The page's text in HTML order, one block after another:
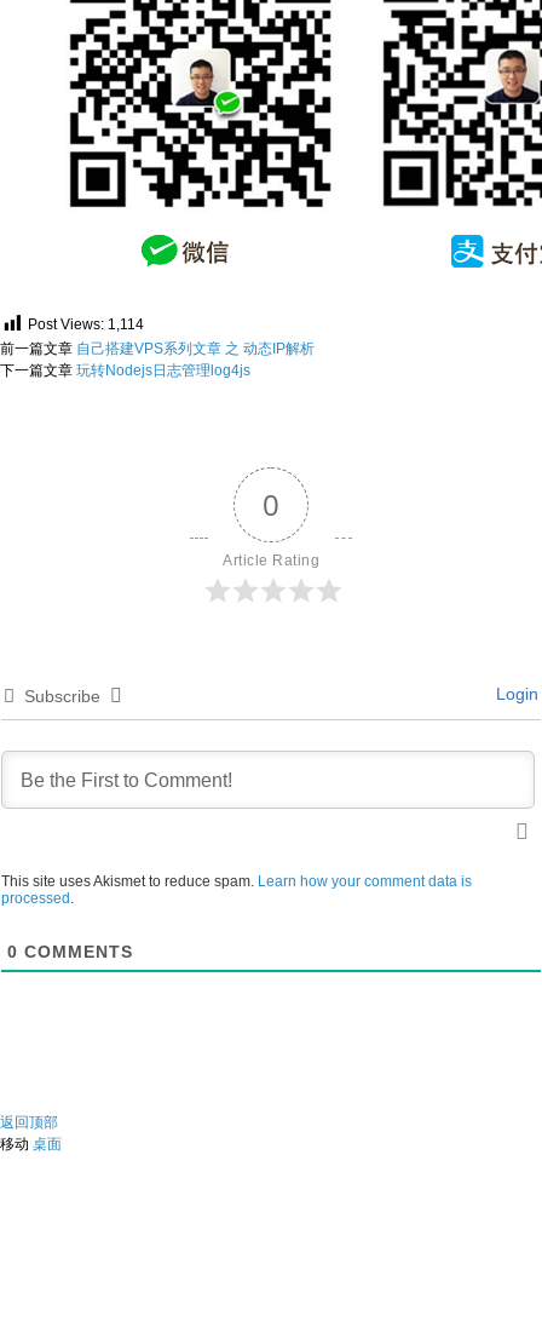
Post Views: 1,114
前一篇文章 自己搭建VPS系列文章 之 动态IP解析
下一篇文章 玩转Nodejs日志管理log4js
0
Article Rating
Subscribe Login
This site uses Akismet to reduce spam. Learn how your comment data is
processed .
0 COMMENTS
返回顶部
移动 桌面